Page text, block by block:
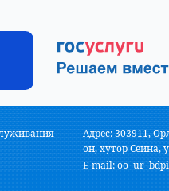
Адрес: 303911,
он, хутор Сеина,
E-mail: